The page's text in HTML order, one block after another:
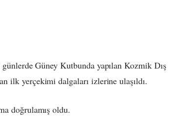
Güney Kutbunda yapılan Kozmik Dış
ilk yerçekimi dalgaları izlerine ulaşıldı.
doğrulamış oldu.